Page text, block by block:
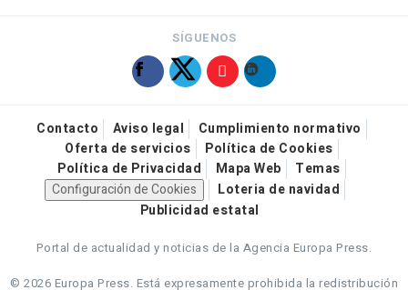
SÍGUENOS
Contacto Aviso legal
Cumplimiento normativo
Oferta de servicios
Política de Cookies
Política de Privacidad
Mapa Web
Temas
Configuración de Cookies
Loteria de navidad
Publicidad estatal
Portal de actualidad y noticias de la Agencia Europa Press.
© 2026 Europa Press. Está expresamente prohibida la redistribución